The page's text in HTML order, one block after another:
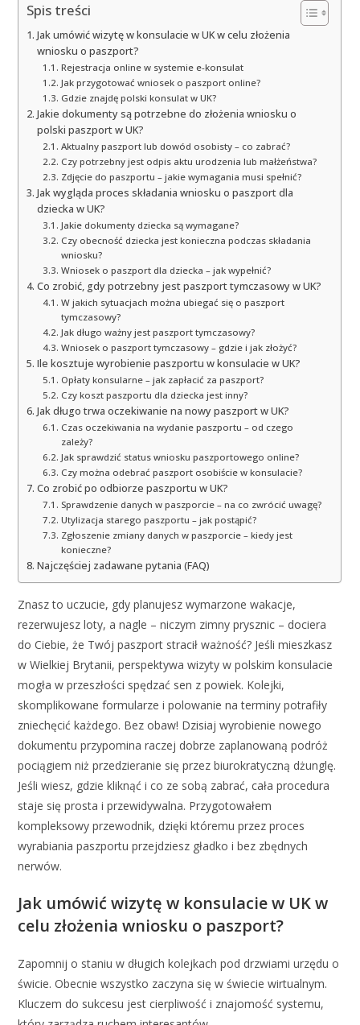
Spis treści
Jak umówić wizytę w konsulacie w UK w celu złożenia
wniosku o paszport?
Rejestracja online w systemie e-konsulat
Jak przygotować wniosek o paszport online?
Gdzie znajdę polski konsulat w UK?
Jakie dokumenty są potrzebne do złożenia wniosku o
polski paszport w UK?
Aktualny paszport lub dowód osobisty – co zabrać?
Czy potrzebny jest odpis aktu urodzenia lub małżeństwa?
Zdjęcie do paszportu – jakie wymagania musi spełnić?
Jak wygląda proces składania wniosku o paszport dla
dziecka w UK?
Jakie dokumenty dziecka są wymagane?
Czy obecność dziecka jest konieczna podczas składania
wniosku?
Wniosek o paszport dla dziecka – jak wypełnić?
Co zrobić, gdy potrzebny jest paszport tymczasowy w UK?
W jakich sytuacjach można ubiegać się o paszport
tymczasowy?
Jak długo ważny jest paszport tymczasowy?
Wniosek o paszport tymczasowy – gdzie i jak złożyć?
Ile kosztuje wyrobienie paszportu w konsulacie w UK?
Opłaty konsularne – jak zapłacić za paszport?
Czy koszt paszportu dla dziecka jest inny?
Jak długo trwa oczekiwanie na nowy paszport w UK?
Czas oczekiwania na wydanie paszportu – od czego
zależy?
Jak sprawdzić status wniosku paszportowego online?
Czy można odebrać paszport osobiście w konsulacie?
Co zrobić po odbiorze paszportu w UK?
Sprawdzenie danych w paszporcie – na co zwrócić uwagę?
Utylizacja starego paszportu – jak postąpić?
Zgłoszenie zmiany danych w paszporcie – kiedy jest
konieczne?
Najczęściej zadawane pytania (FAQ)
Znasz to uczucie, gdy planujesz wymarzone wakacje,
rezerwujesz loty, a nagle – niczym zimny prysznic – dociera
do Ciebie, że Twój paszport stracił ważność? Jeśli mieszkasz
w Wielkiej Brytanii, perspektywa wizyty w polskim konsulacie
mogła w przeszłości spędzać sen z powiek. Kolejki,
skomplikowane formularze i polowanie na terminy potrafiły
zniechęcić każdego. Bez obaw! Dzisiaj wyrobienie nowego
dokumentu przypomina raczej dobrze zaplanowaną podróż
pociągiem niż przedzieranie się przez biurokratyczną dżunglę.
Jeśli wiesz, gdzie kliknąć i co ze sobą zabrać, cała procedura
staje się prosta i przewidywalna. Przygotowałem
kompleksowy przewodnik, dzięki któremu przez proces
wyrabiania paszportu przejdziesz gładko i bez zbędnych
nerwów.
Jak umówić wizytę w konsulacie w UK w
celu złożenia wniosku o paszport?
Zapomnij o staniu w długich kolejkach pod drzwiami urzędu o
świcie. Obecnie wszystko zaczyna się w świecie wirtualnym.
Kluczem do sukcesu jest cierpliwość i znajomość systemu,